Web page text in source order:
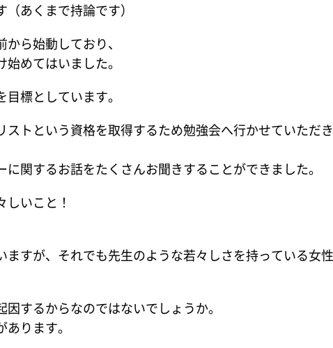
あくまで持論です）
ら始動しており、
めてはいました。
標としています。
トという資格を取得するため勉強会へ行かせていただ
関するお話をたくさんお聞きすることができました。
いこと！
すが、それでも先生のような若々しさを持っている女性
するからなのではないでしょうか。
ります。